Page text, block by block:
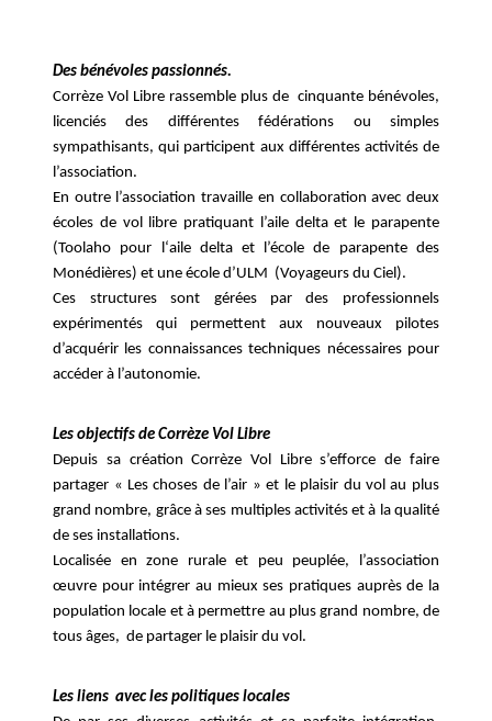
Des bénévoles passionnés.
Corrèze Vol Libre rassemble plus de cinquante bénévoles,
licenciés des différentes fédérations ou simples
sympathisants, qui participent aux différentes activités de
l’association.
En outre l’association travaille en collaboration avec deux
écoles de vol libre pratiquant l’aile delta et le parapente
(Toolaho pour l‘aile delta et l’école de parapente des
Monédières) et une école d’ULM (Voyageurs du Ciel).
Ces structures sont gérées par des professionnels
expérimentés qui permettent aux nouveaux pilotes
d’acquérir les connaissances techniques nécessaires pour
accéder à l’autonomie.
Les objectifs de Corrèze Vol Libre
Depuis sa création Corrèze Vol Libre s’efforce de faire
partager « Les choses de l’air » et le plaisir du vol au plus
grand nombre, grâce à ses multiples activités et à la qualité
de ses installations.
Localisée en zone rurale et peu peuplée, l’association
œuvre pour intégrer au mieux ses pratiques auprès de la
population locale et à permettre au plus grand nombre, de
tous âges, de partager le plaisir du vol.
Les liens avec les politiques locales